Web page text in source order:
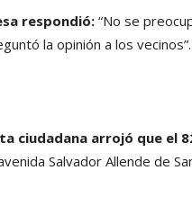
respondió:“No se
la opinión a los vecinos”.
ciudadana arrojó que el
Salvador Allende de